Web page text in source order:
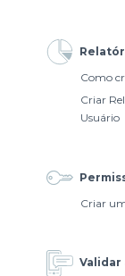
Como
Criar
Usuário
Criar